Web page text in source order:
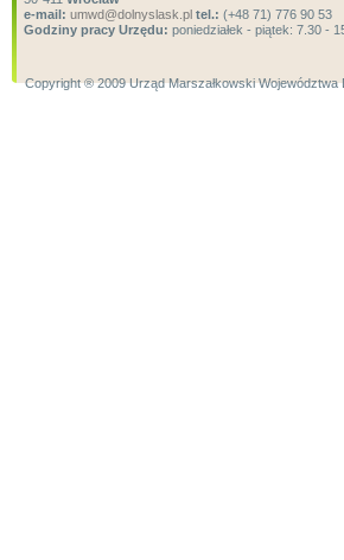
e-mail: umwd@dolnyslask.pl tel.: (+48 71) 776 90 53
Godziny pracy Urzędu: poniedziałek - piątek: 7.30 -
Copyright ® 2009 Urząd Marszałkowski Województwa